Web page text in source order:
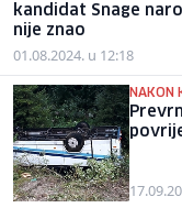
kandidat Snage
nije znao
01.08.2024. u 12:18
NAKON